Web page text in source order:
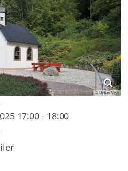
© Urban Veit
17:00 - 18:00